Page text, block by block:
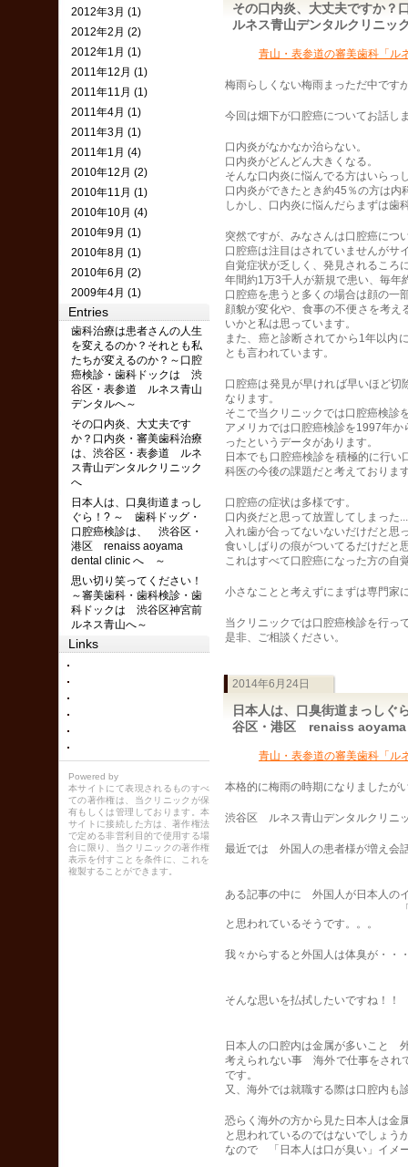
その口内炎、大丈夫ですか
ルネス青山デンタルクリニッ
青山・表参道の審美歯科「ル
梅雨らしくない梅雨まっただ中です
今回は畑下が口腔癌についてお話し
口内炎がなかなか治らない。
口内炎がどんどん大きくなる。
そんな口内炎に悩んでる方はいらっ
口内炎ができたとき約45％の方は内
しかし、口内炎に悩んだらまずは歯
突然ですが、みなさんは口腔癌につ
口腔癌は注目はされていませんがサ
自覚症状が乏しく、発見されるころ
年間約1万3千人が新規で患い、毎年
口腔癌を患うと多くの場合は顔の一
顔貌が変化や、食事の不便さを考
いかと私は思っています。
また、癌と診断されてから1年以内
とも言われています。
口腔癌は発見が早ければ早いほど
なります。
そこで当クリニックでは口腔癌検診
アメリカでは口腔癌検診を1997年
ったというデータがあります。
日本でも口腔癌検診を積極的に行
科医の今後の課題だと考えておりま
口腔癌の症状は多様です。
口内炎だと思って放置してしまった...
入れ歯が合ってないないだけだと思
食いしばりの痕がついてるだけだと
これはすべて口腔癌になった方の自
小さなことと考えずにまずは専門家
当クリニックでは口腔癌検診を行っ
是非、ご相談ください。
2014年6月24日
日本人は、口臭街道まっし
谷区・港区 renaiss
青山・表参道の審美歯科「ル
本格的に梅雨の時期になりましたが
渋谷区 ルネス青山デンタルクリ
最近では 外国人の患者様が増え会
ある記事の中に 外国人が日本人の
「日本人は口
と思われているそうです。。。
我々からすると外国人は体臭が・・
そんな思いを払拭したいですね！！
日本人の口腔内は金属が多いこと
考えられない事 海外で仕事をされ
です。
又、海外では就職する際は口腔内も
恐らく海外の方から見た日本人は金
と思われているのではないでしょう
なので 「日本人は口が臭い」イメ
2012年3月 (1)
2012年2月 (2)
2012年1月 (1)
2011年12月 (1)
2011年11月 (1)
2011年4月 (1)
2011年3月 (1)
2011年1月 (4)
2010年12月 (2)
2010年11月 (1)
2010年10月 (4)
2010年9月 (1)
2010年8月 (1)
2010年6月 (2)
2009年4月 (1)
Entries
歯科治療は患者さんの人生
を変えるのか？それとも私
たちが変えるのか？～口腔
癌検診・歯科ドックは 渋
谷区・表参道 ルネス青山
デンタルへ～
その口内炎、大丈夫です
か？口内炎・審美歯科治療
は、渋谷区・表参道 ルネ
ス青山デンタルクリニック
へ
日本人は、口臭街道まっし
ぐら！? ～ 歯科ドッグ・
口腔癌検診は、 渋谷区・
港区 renaiss aoyama
dental clinic へ ～
思い切り笑ってください！
～審美歯科・歯科検診・歯
科ドックは 渋谷区神宮前
ルネス青山へ～
Links
Powered by
本サイトにて表現されるものすべ
ての著作権は、当クリニックが保
有もしくは管理しております。本
サイトに接続した方は、著作権法
で定める非営利目的で使用する場
合に限り、当クリニックの著作権
表示を付すことを条件に、これを
複製することができます。